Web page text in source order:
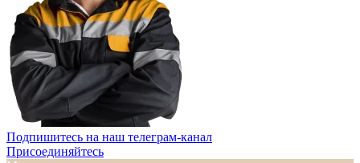
Подпишитесь на наш телеграм-канал
Присоединяйтесь